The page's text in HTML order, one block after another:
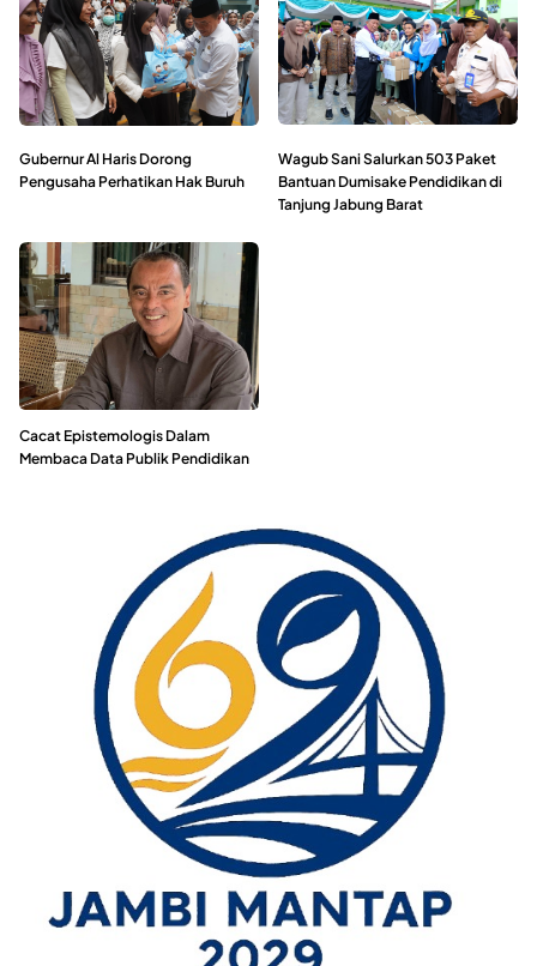
Gubernur Al Haris Dorong
Pengusaha Perhatikan Hak Buruh
Wagub Sani Salurkan 503 Paket
Bantuan Dumisake Pendidikan di
Tanjung Jabung Barat
Cacat Epistemologis Dalam
Membaca Data Publik Pendidikan